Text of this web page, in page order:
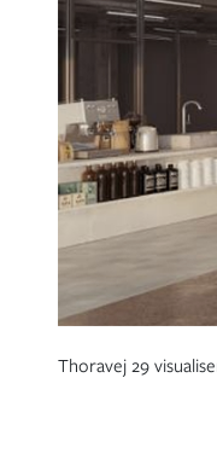
Thoravej 29